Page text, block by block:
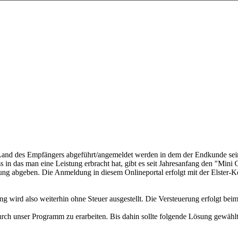
des Empfängers abgeführt/angemeldet werden in dem der Endkunde
in das man eine Leistung erbracht hat, gibt es seit Jahresanfang den
abgeben. Die Anmeldung in diesem Onlineportal erfolgt mit der Elster-
wird also weiterhin ohne Steuer ausgestellt. Die Versteuerung erfolgt
unser Programm zu erarbeiten. Bis dahin sollte folgende Lösung